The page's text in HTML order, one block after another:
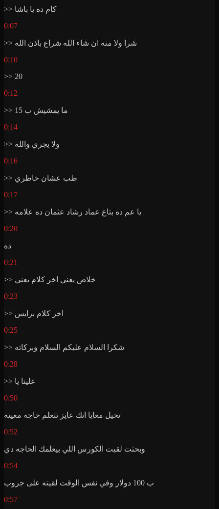
>> كام ده يا باشا
0:07
>> شرا ولا منه ان شاء الله شراع باذن الله
0:10
>> 20
0:12
>> ما يمشيش ب 15
0:14
>> ولا يجري والله
0:16
>> طب عشان خاطري
0:17
>> يا عم ده بتاع عماد رشاد عثمان ده علامه
0:20
ده
0:21
>> خلاص يعني اخر كلام يعني
0:23
>> اخر كلام برايس
0:25
>> شكرا السلام عليكم السلام وبركاته
0:28
>> علينا يا
0:50
تخيل معايا انك عايز تتعلم حاجه معينه
0:52
وبحثت لقيت الكورس اللي بيعلمك الحاجه دي
0:54
ب 100 دولار وفي نفس الوقت لقيته على جروب
0:57